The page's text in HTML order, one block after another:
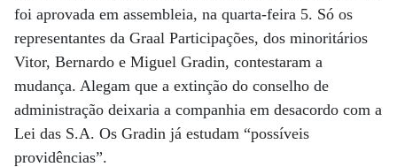
foi aprovada em assembleia, na quarta-feira 5. Só os
representantes da Graal Participações, dos minoritários
Vitor, Bernardo e Miguel Gradin, contestaram a
mudança. Alegam que a extinção do conselho de
administração deixaria a companhia em desacordo com a
Lei das S.A. Os Gradin já estudam “possíveis
providências”.